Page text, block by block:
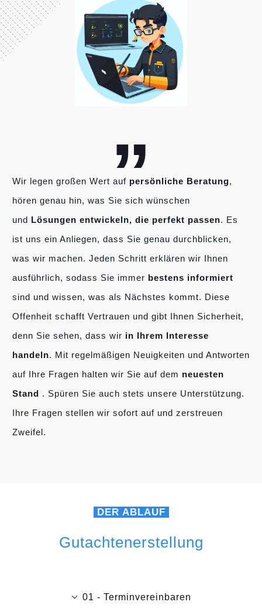
„
Wir legen großen Wert auf persönliche Beratung,
hören genau hin, was Sie sich wünschen
und Lösungen entwickeln, die perfekt passen. Es
ist uns ein Anliegen, dass Sie genau durchblicken,
was wir machen. Jeden Schritt erklären wir Ihnen
ausführlich, sodass Sie immer bestens informiert
sind und wissen, was als Nächstes kommt. Diese
Offenheit schafft Vertrauen und gibt Ihnen Sicherheit,
denn Sie sehen, dass wir in Ihrem Interesse
handeln. Mit regelmäßigen Neuigkeiten und Antworten
auf Ihre Fragen halten wir Sie auf dem neuesten
Stand . Spüren Sie auch stets unsere Unterstützung.
Ihre Fragen stellen wir sofort auf und zerstreuen
Zweifel.
DER ABLAUF
Gutachtenerstellung
01 - Terminvereinbaren